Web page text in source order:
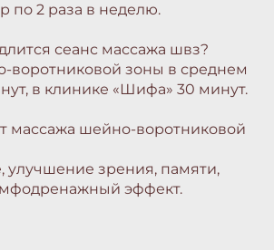
по 2 раза в неделю.
сеанс массажа швз?
воротниковой зоны в среднем
в клинике «Шифа» 30 минут.
массажа шейно-воротниковой
улучшение зрения, памяти,
эффект.